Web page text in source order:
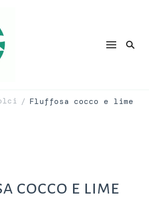
/ Fluffosa cocco e lime
cocco e lime